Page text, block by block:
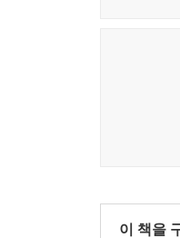
이 책을